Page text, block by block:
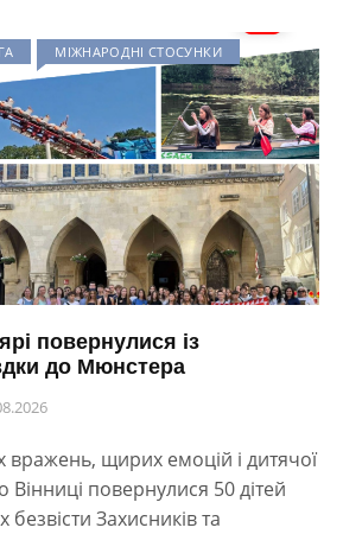
МІЖНАРОДНІ СТОСУНКИ
повернулися із
до Мюнстера
вражень, щирих емоцій і дитячої
Вінниці повернулися 50 дітей
безвісти Захисників та